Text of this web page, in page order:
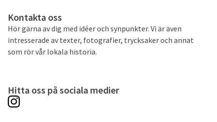
Kontakta oss
Hör gärna av dig med idéer och synpunkter. Vi är även
intresserade av texter, fotografier, trycksaker och annat
som rör vår lokala historia.
Hitta oss på sociala medier